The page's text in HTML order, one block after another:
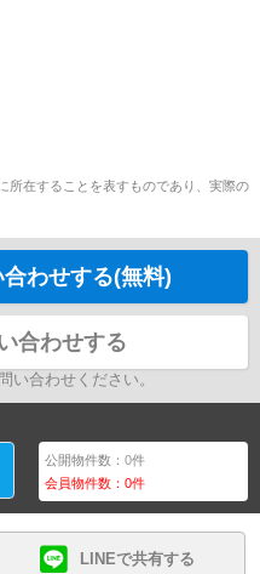
在することを表すものであり、実際の
わせする(無料)
合わせする
い合わせください。
公開物件数：0件
会員物件数：0件
LINEで共有する